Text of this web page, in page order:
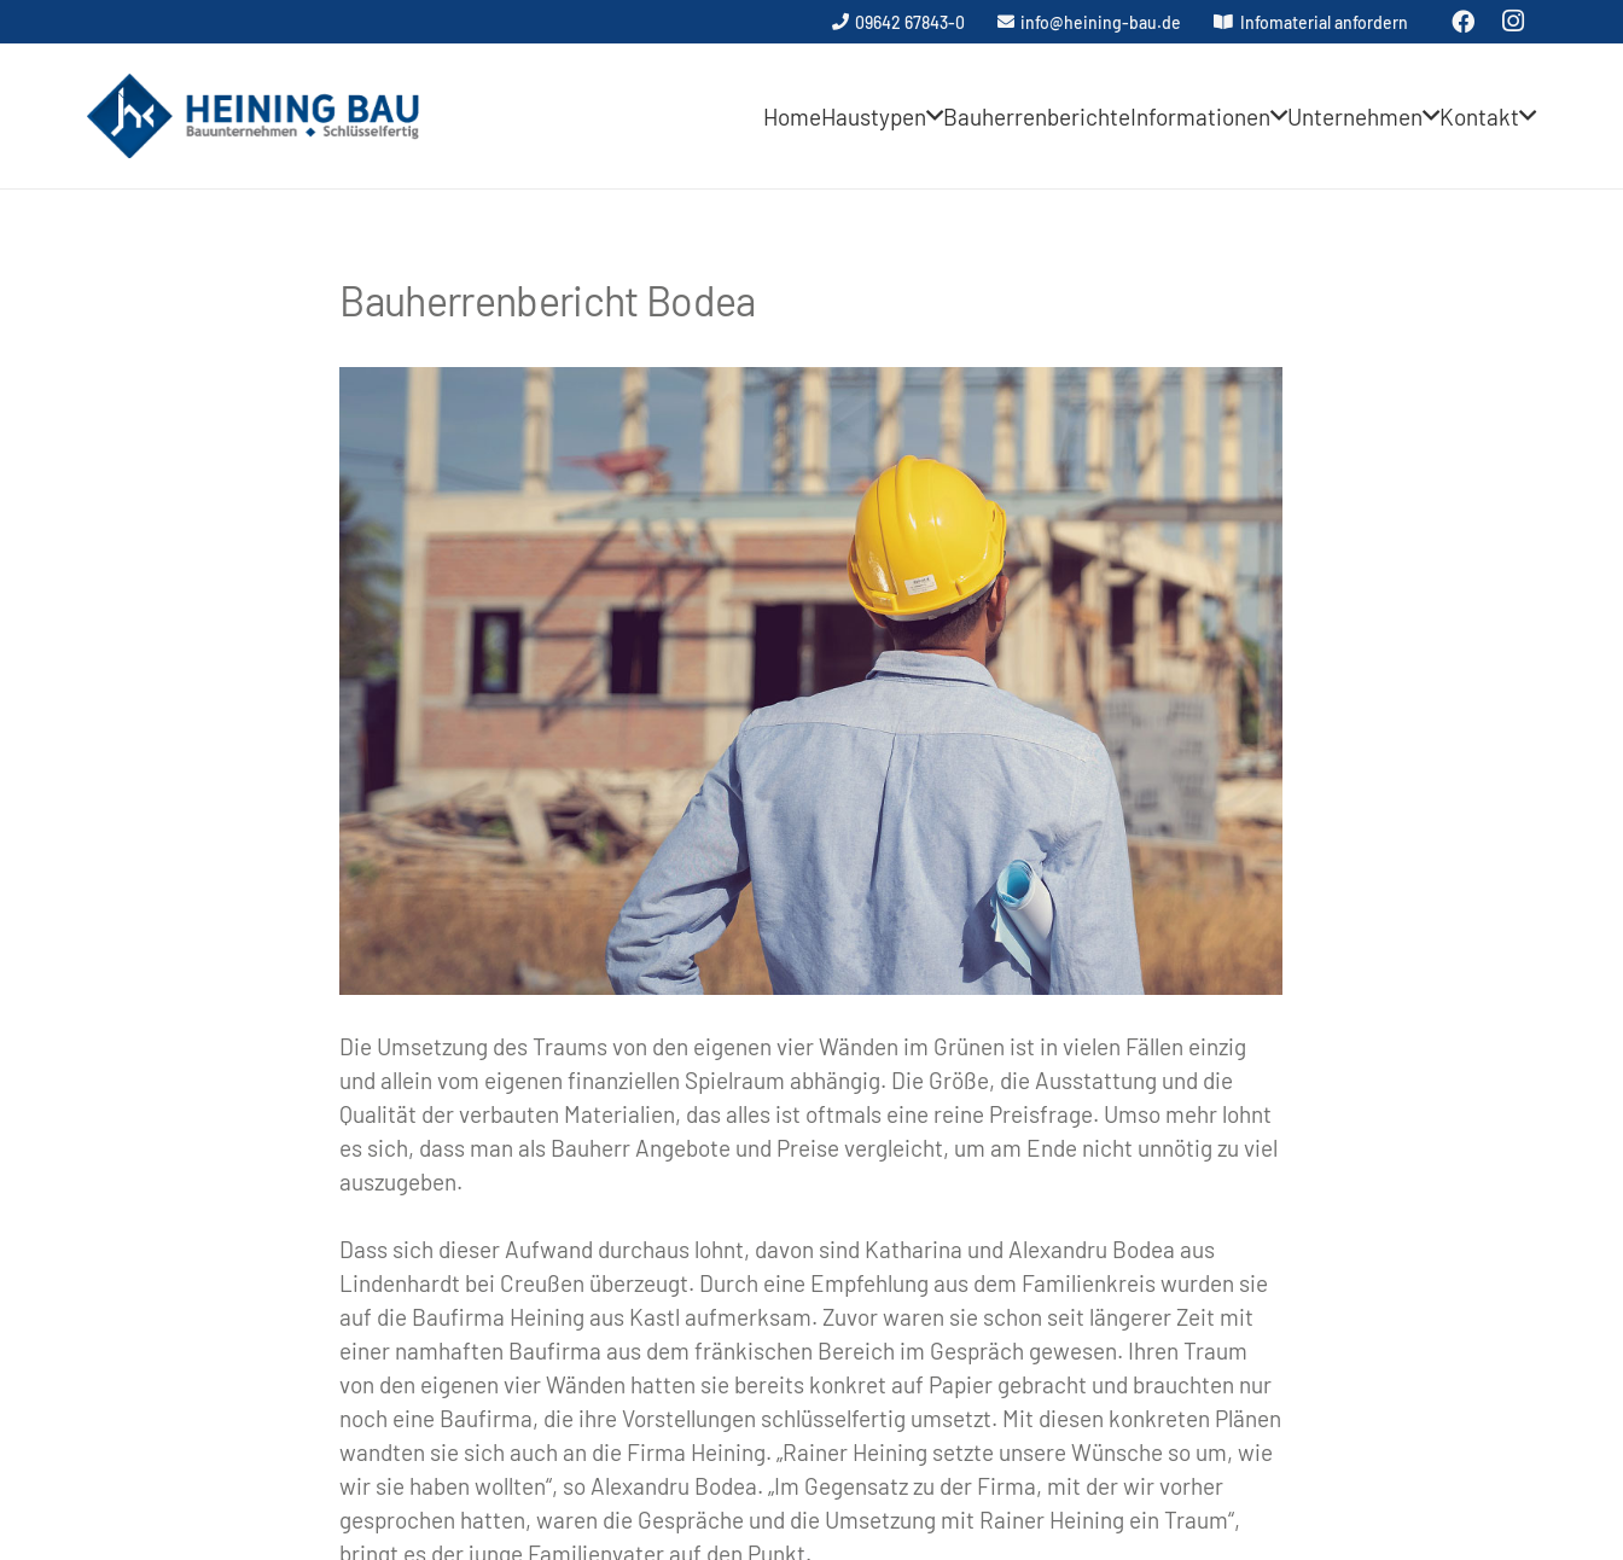
09642 67843-0 info@heining-bau.de Infomaterial anfordern
HomeHaustypen BauherrenberichteInformationen Unternehmen Kontakt
Bauherrenbericht Bodea
Die Umsetzung des Traums von den eigenen vier Wänden im Grünen ist in vielen Fällen einzig
und allein vom eigenen finanziellen Spielraum abhängig. Die Größe, die Ausstattung und die
Qualität der verbauten Materialien, das alles ist oftmals eine reine Preisfrage. Umso mehr lohnt
es sich, dass man als Bauherr Angebote und Preise vergleicht, um am Ende nicht unnötig zu viel
auszugeben.
Dass sich dieser Aufwand durchaus lohnt, davon sind Katharina und Alexandru Bodea aus
Lindenhardt bei Creußen überzeugt. Durch eine Empfehlung aus dem Familienkreis wurden sie
auf die Baufirma Heining aus Kastl aufmerksam. Zuvor waren sie schon seit längerer Zeit mit
einer namhaften Baufirma aus dem fränkischen Bereich im Gespräch gewesen. Ihren Traum
von den eigenen vier Wänden hatten sie bereits konkret auf Papier gebracht und brauchten nur
noch eine Baufirma, die ihre Vorstellungen schlüsselfertig umsetzt. Mit diesen konkreten Plänen
wandten sie sich auch an die Firma Heining. „Rainer Heining setzte unsere Wünsche so um, wie
wir sie haben wollten“, so Alexandru Bodea. „Im Gegensatz zu der Firma, mit der wir vorher
gesprochen hatten, waren die Gespräche und die Umsetzung mit Rainer Heining ein Traum“,
bringt es der junge Familienvater auf den Punkt.